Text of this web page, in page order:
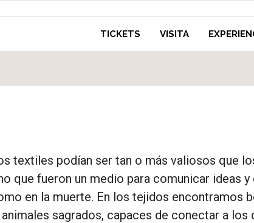
TICKETS VISITA
textiles podían ser tan o más valiosos que
que fueron un medio para comunicar ideas
en la muerte. En los tejidos encontramos
sagrados, capaces de conectar a